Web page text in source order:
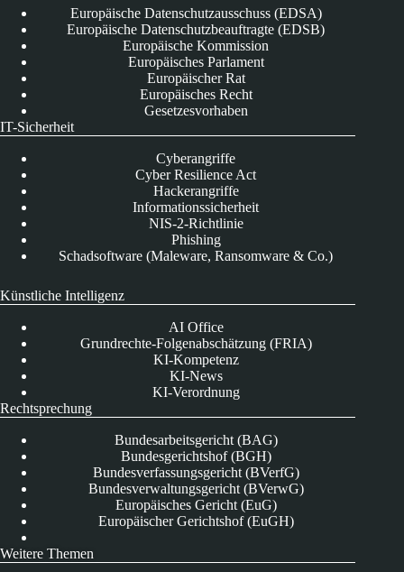
Europäische Datenschutzausschuss (EDSA)
Europäische Datenschutzbeauftragte (EDSB)
Europäische Kommission
Europäisches Parlament
Europäischer Rat
Europäisches Recht
Gesetzesvorhaben
IT-Sicherheit
Cyberangriffe
Cyber Resilience Act
Hackerangriffe
Informationssicherheit
NIS-2-Richtlinie
Phishing
Schadsoftware (Maleware, Ransomware & Co.)
Künstliche Intelligenz
AI Office
Grundrechte-Folgenabschätzung (FRIA)
KI-Kompetenz
KI-News
KI-Verordnung
Rechtsprechung
Bundesarbeitsgericht (BAG)
Bundesgerichtshof (BGH)
Bundesverfassungsgericht (BVerfG)
Bundesverwaltungsgericht (BVerwG)
Europäisches Gericht (EuG)
Europäischer Gerichtshof (EuGH)
Weitere Themen